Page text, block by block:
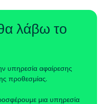
λάβω το
υπηρεσία αφαίρεσης
προθεσμίας.
μια υπηρεσία